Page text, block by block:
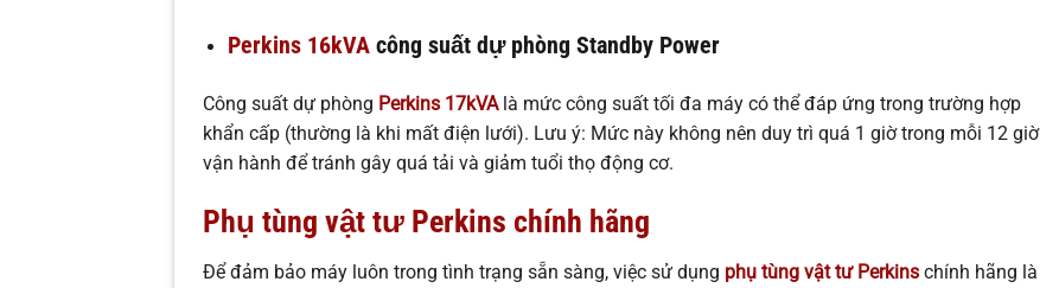
Perkins 16kVAcông suất dự phòng Standby Power
Công suất dự phòng Perkins 17kVAlà mức công suất tối đa máy có thể đáp ứng trong trường hợp
khẩn cấp (thường là khi mất điện lưới). Lưu ý: Mức này không nên duy trì quá 1 giờ trong mỗi 12 giờ
vận hành để tránh gây quá tải và giảm tuổi thọ động cơ.
Phụ tùng vật tư Perkins chính hãng
Để đảm bảo máy luôn trong tình trạng sẵn sàng, việc sử dụng phụ tùng vật tư Perkins chính hãng là